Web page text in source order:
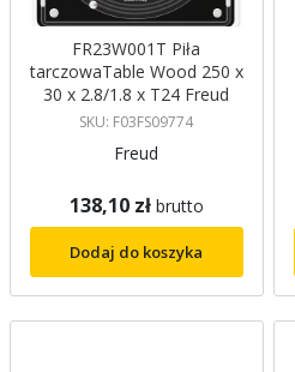
FR23W001T Piła
tarczowaTable Wood 250 x
30 x 2.8/1.8 x T24 Freud
SKU: F03FS09774
Freud
138,10 zł brutto
Dodaj do koszyka